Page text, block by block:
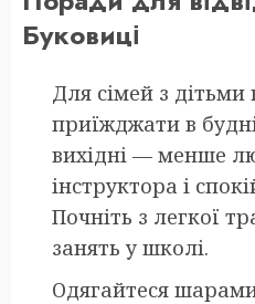
Буковиці
Для сімей з
приїжджати в
вихідні — менше
інструктора і
Почніть з легкої
занять у школі.
Одягайтеся